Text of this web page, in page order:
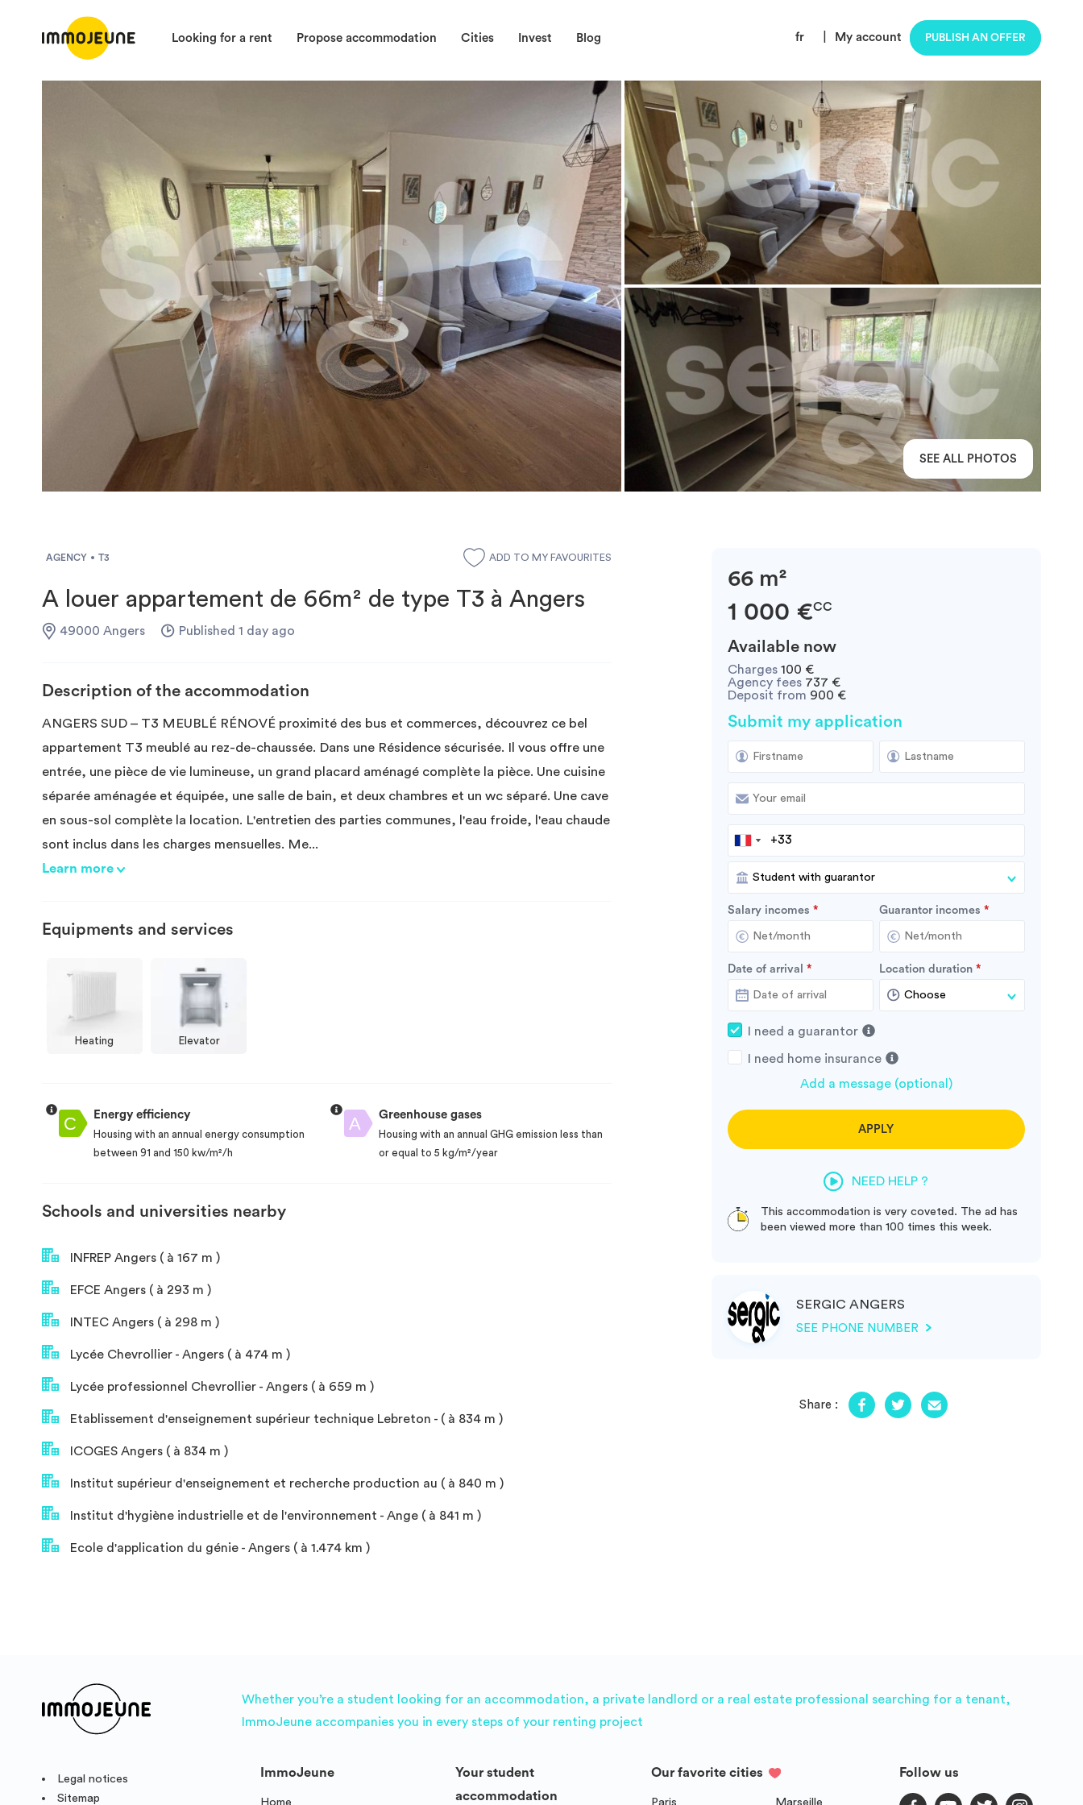
Looking for a rent Propose accommodation Cities Invest Blog fr My account PUBLISH AN OFFER
SEE ALL PHOTOS
AGENCY T3 ADD TO MY FAVOURITES
A louer appartement de 66m² de type T3 à Angers
49000 Angers Published 1 day ago
Description of the accommodation
ANGERS SUD – T3 MEUBLÉ RÉNOVÉ proximité des bus et commerces, découvrez ce bel
appartement T3 meublé au rez-de-chaussée. Dans une Résidence sécurisée. Il vous offre une
entrée, une pièce de vie lumineuse, un grand placard aménagé complète la pièce. Une cuisine
séparée aménagée et équipée, une salle de bain, et deux chambres et un wc séparé. Une cave
en sous-sol complète la location. L'entretien des parties communes, l'eau froide, l'eau chaude
sont inclus dans les charges mensuelles. Me...
Learn more
Equipments and services
Heating Elevator
Energy efficiency
Housing with an annual energy consumption
between 91 and 150 kw/m²/h
Greenhouse gases
Housing with an annual GHG emission less than
or equal to 5 kg/m²/year
Schools and universities nearby
INFREP Angers ( à 167 m )
EFCE Angers ( à 293 m )
INTEC Angers ( à 298 m )
Lycée Chevrollier - Angers ( à 474 m )
Lycée professionnel Chevrollier - Angers ( à 659 m )
Etablissement d'enseignement supérieur technique Lebreton - ( à 834 m )
ICOGES Angers ( à 834 m )
Institut supérieur d'enseignement et recherche production au ( à 840 m )
Institut d'hygiène industrielle et de l'environnement - Ange ( à 841 m )
Ecole d'application du génie - Angers ( à 1.474 km )
66 m²
1 000 €CC
Available now
Charges 100 €
Agency fees 737 €
Deposit from 900 €
Submit my application
Salary incomes Guarantor incomes
Date of arrival Location duration
I need a guarantor
I need home insurance
Add a message (optional)
APPLY
NEED HELP ?
This accommodation is very coveted. The ad has
been viewed more than 100 times this week.
SERGIC ANGERS
SEE PHONE NUMBER
Share :
Whether you’re a student looking for an accommodation, a private landlord or a real estate professional searching for a tenant,
ImmoJeune accompanies you in every steps of your renting project
Legal notices
Sitemap
ImmoJeune
Home
Your student
accommodation
Our favorite cities
Paris Marseille
Follow us